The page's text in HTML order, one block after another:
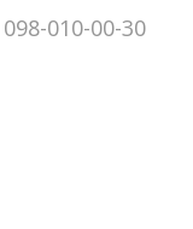
098-010-00-30